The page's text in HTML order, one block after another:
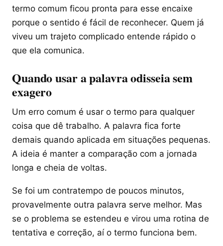
termo comum ficou pronta para esse encaixe
porque o sentido é fácil de reconhecer. Quem já
viveu um trajeto complicado entende rápido o
que ela comunica.
Quando usar a palavra odisseia sem
exagero
Um erro comum é usar o termo para qualquer
coisa que dê trabalho. A palavra fica forte
demais quando aplicada em situações pequenas.
A ideia é manter a comparação com a jornada
longa e cheia de voltas.
Se foi um contratempo de poucos minutos,
provavelmente outra palavra serve melhor. Mas
se o problema se estendeu e virou uma rotina de
tentativa e correção, aí o termo funciona bem.